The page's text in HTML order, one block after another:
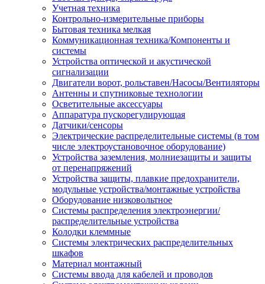
Учетная техника
Контрольно-измерительные приборы
Бытовая техника мелкая
Коммуникационная техника/Компоненты и
системы
Устройства оптической и акустической
сигнализации
Двигатели ворот, рольставен/Насосы/Вентиляторы
Антенны и спутниковые технологии
Осветительные аксессуары
Аппаратура пускорегулирующая
Датчики/сенсоры
Электрические распределительные системы (в том
числе электроустановочное оборудование)
Устройства заземления, молниезащиты и защиты
от перенапряжений
Устройства защиты, плавкие предохранители,
модульные устройства/монтажные устройства
Оборудование низковольтное
Системы распределения электроэнергии/
распределительные устройства
Колодки клеммные
Системы электрических распределительных
шкафов
Материал монтажный
Системы ввода для кабелей и проводов